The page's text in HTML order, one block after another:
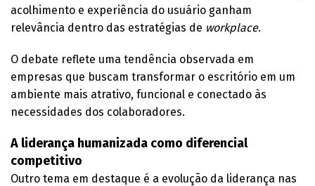
acolhimento e experiência do usuário ganham
relevância dentro das estratégias de workplace.
O debate reflete uma tendência observada em
empresas que buscam transformar o escritório em um
ambiente mais atrativo, funcional e conectado às
necessidades dos colaboradores.
A liderança humanizada como diferencial
competitivo
Outro tema em destaque é a evolução da liderança nas